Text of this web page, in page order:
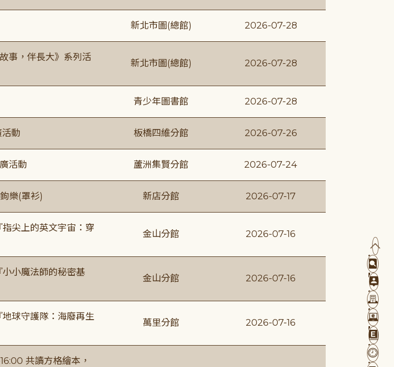
新北市圖(總館) 2026-07-28
事，伴長大》系列活
新北市圖(總館) 2026-07-28
青少年圖書館 2026-07-28
活動 板橋四維分館 2026-07-26
活動 蘆洲集賢分館 2026-07-24
樂(罩衫) 新店分館 2026-07-17
尖上的英文宇宙：穿
金山分館 2026-07-16
小小魔法師的秘密基
金山分館 2026-07-16
地球守護隊：海廢再生
萬里分館 2026-07-16
共讀方格繪本，